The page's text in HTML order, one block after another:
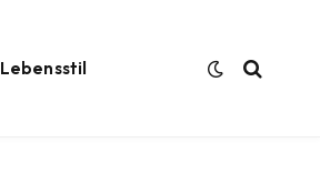
Lebensstil